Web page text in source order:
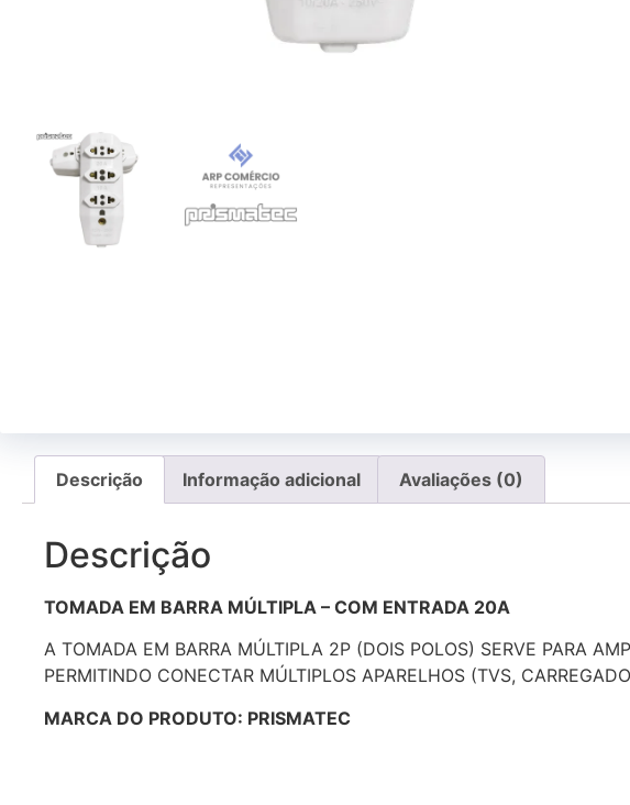
Descrição Informação adicional Avaliações (0)
Descrição
TOMADA EM BARRA MÚLTIPLA – COM ENTRADA 20A
A TOMADA EM BARRA MÚLTIPLA 2P (DOIS POLOS) SERVE PARA
PERMITINDO CONECTAR MÚLTIPLOS APARELHOS (TVS,
MARCA DO PRODUTO: PRISMATEC